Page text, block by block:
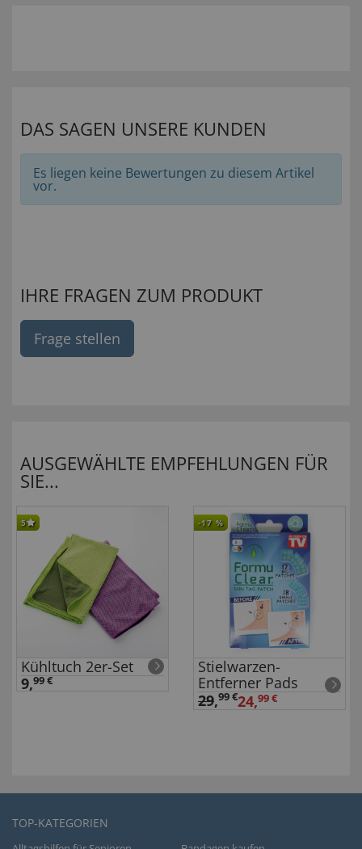
DAS SAGEN UNSERE KUNDEN
Es liegen keine Bewertungen zu diesem Artikel
vor.
IHRE FRAGEN ZUM PRODUKT
Frage stellen
AUSGEWÄHLTE EMPFEHLUNGEN FÜR
SIE...
5
Kühltuch 2er-Set
9,99 €
-17 %
Stielwarzen-
Entferner Pads
29,99 €24,99 €
TOP-KATEGORIEN